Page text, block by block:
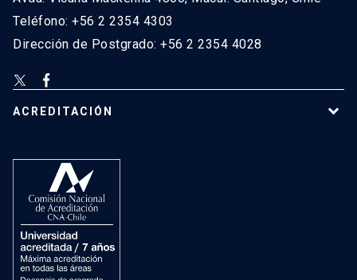
Teléfono: +56 2 2354 4303
Dirección de Postgrado: +56 2 2354 4028
ACREDITACIÓN